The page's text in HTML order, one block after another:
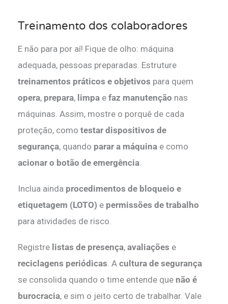
Treinamento dos colaboradores
E não para por aí! Fique de olho: máquina
adequada, pessoas preparadas. Estruture
treinamentos práticos e objetivos para quem
opera, prepara, limpa e faz manutenção nas
máquinas. Assim, mostre o porquê de cada
proteção, como testar dispositivos de
segurança, quando parar a máquina e como
acionar o botão de emergência
Inclua ainda procedimentos de bloqueio e
etiquetagem (LOTO) e permissões de trabalho
para atividades de risco.
Registre listas de presença, avaliações e
reciclagens periódicas . A cultura de segurança
se consolida quando o time entende que não é
burocracia, e sim o jeito certo de trabalhar. Vale